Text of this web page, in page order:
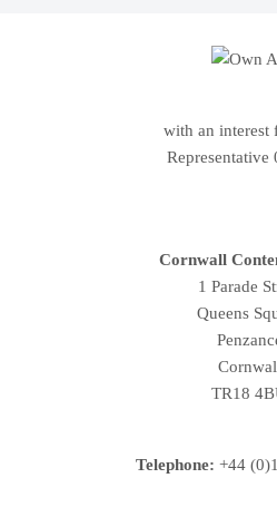
with an interest
Representative
Cornwall
1 Parade
Queens
TR18
Telephone: +44